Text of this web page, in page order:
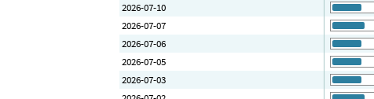
2026-07-10
2026-07-07
2026-07-06
2026-07-05
2026-07-03